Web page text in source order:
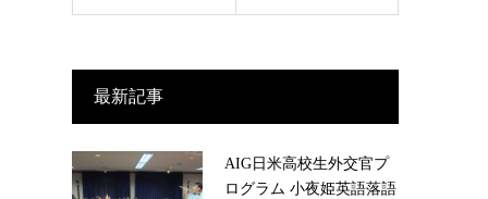
最新記事
AIG日米高校生外交官プ
ログラム 小夜姫英語落語